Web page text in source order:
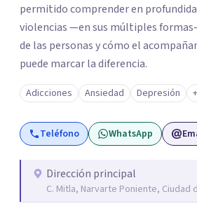
permitido comprender en
violencias —en sus múltiples
de las personas y cómo el
puede marcar la diferencia.
Adicciones Ansiedad Depresión
Teléfono WhatsApp
Dirección principal
C. Mitla, Narvarte Poniente, Ciudad